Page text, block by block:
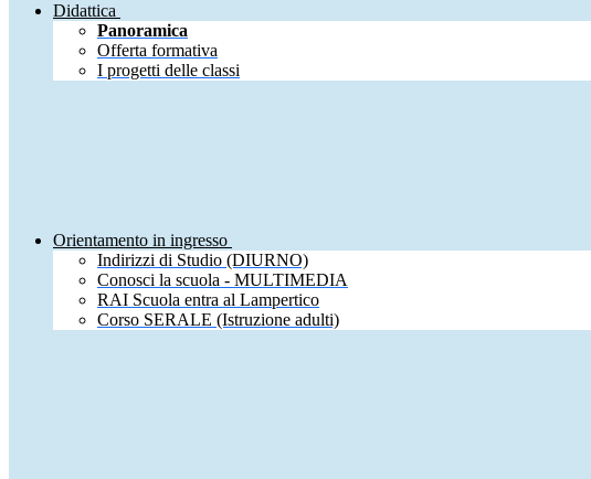
Didattica
Panoramica
Offerta formativa
I progetti delle classi
Orientamento in ingresso
Indirizzi di Studio (DIURNO)
Conosci la scuola - MULTIMEDIA
RAI Scuola entra al Lampertico
Corso SERALE (Istruzione adulti)